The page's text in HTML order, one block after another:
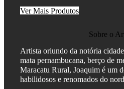
Ver Mais Produtos
Sobre o
Artista oriundo da notória
mata pernambucana, berço de
Maracatu Rural, Joaquim é um
habilidosos e renomados do